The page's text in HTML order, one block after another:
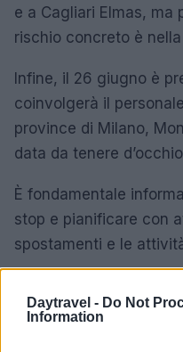
Daytravel - Do Not
Information
e a Cagliari Elmas, ma
rischio concreto è
Infine, il 26 giugno è
coinvolgerà il
province di Milano,
data da tenere
È fondamentale
stop e pianificare con
spostamenti e le
AUTORE